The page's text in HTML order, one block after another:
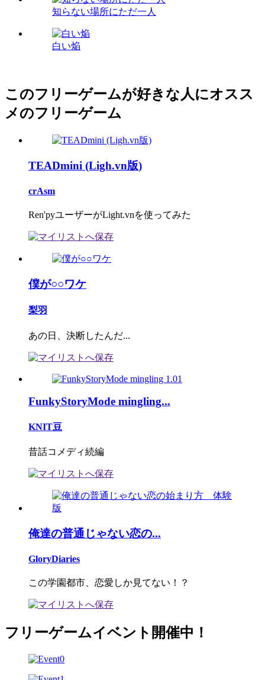
知らない場所にただ一人
白い焔
このフリーゲームが好きな人にオスス
メのフリーゲーム
TEADmini (Ligh.vn版)
crAsm
Ren'pyユーザーがLight.vnを使ってみた
僕が○○ワケ
梨羽
あの日、決断したんだ...
FunkyStoryMode mingling...
KNIT豆
昔話コメディ続編
俺達の普通じゃない恋の...
GloryDiaries
この学園都市、恋愛しか見てない！？
フリーゲームイベント開催中！